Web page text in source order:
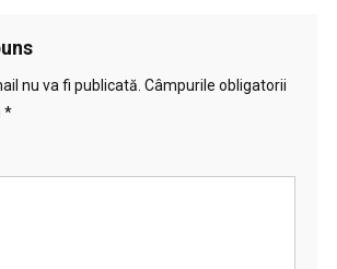
nu va fi publicată. Câmpurile obligatorii
*